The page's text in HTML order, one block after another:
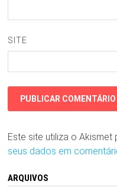
SITE
Este site utiliza o Akismet
seus dados em
ARQUIVOS